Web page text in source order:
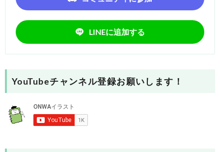
LINEに追加する
YouTubeチャンネル登録お願いします！